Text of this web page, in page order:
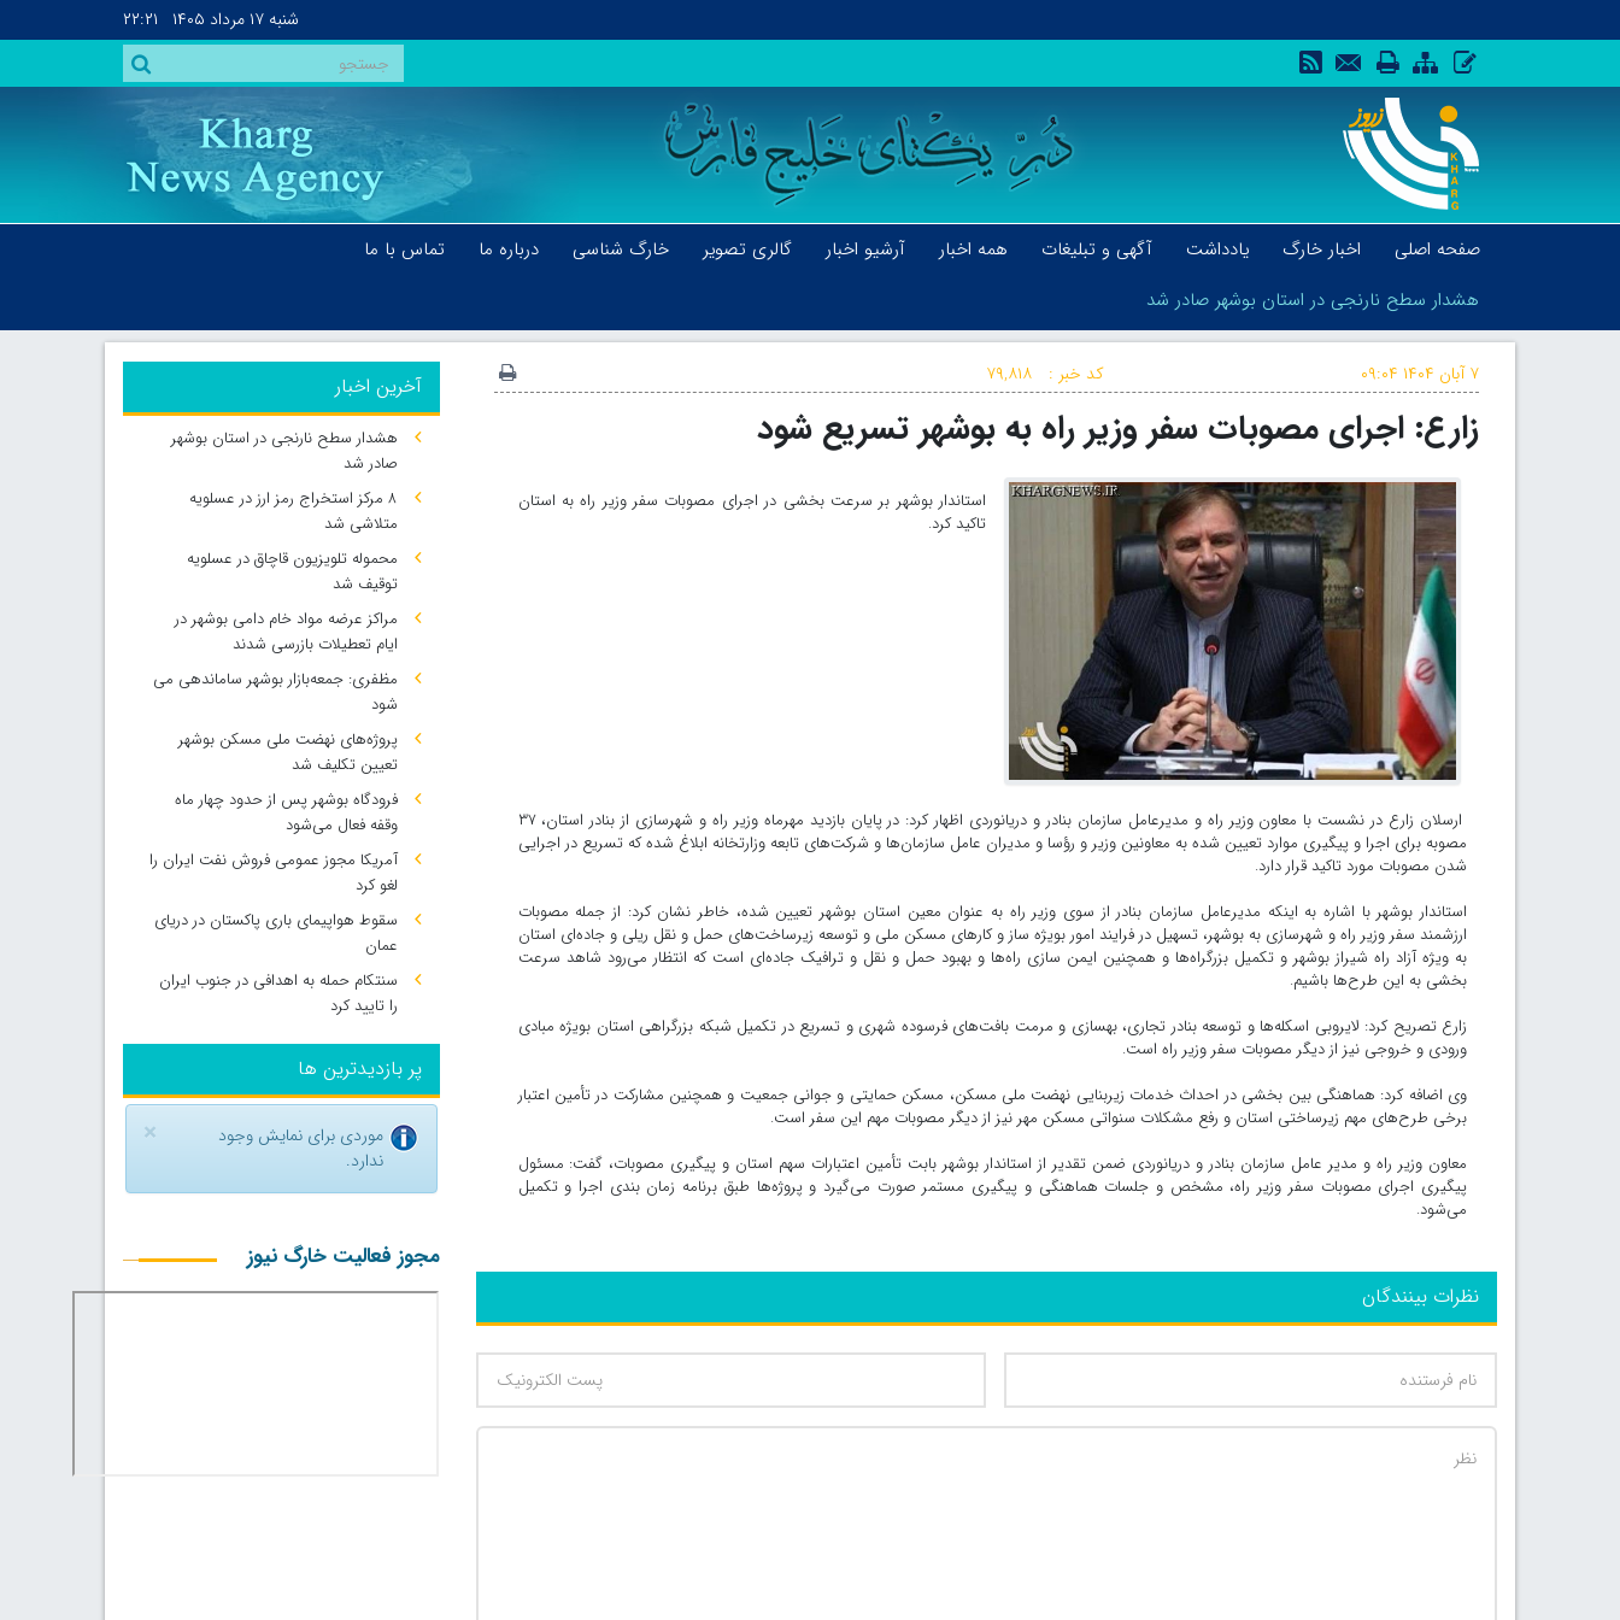
شنبه ۱۷ مرداد ۱۴۰۵ ۲۲:۲۱
صفحه اصلی اخبار خارگ یادداشت آگهی و تبلیغات همه اخبار آرشیو اخبار گالری تصویر خارگ شناسی درباره ما
تماس با ما
هشدار سطح نارنجی در استان بوشهر صادر شد
هشدار سطح نارنجی در استان بوشهر صادر شد
کد خبر : ۷۹,۸۱۸ ۷ آبان ۱۴۰۴ ۰۹:۰۴
زارع: اجرای مصوبات سفر وزیر راه به بوشهر تسریع شود
استاندار بوشهر بر سرعت بخشی در اجرای مصوبات سفر وزیر راه به استان
تاکید کرد.
ارسلان زارع در نشست با معاون وزیر راه و مدیرعامل سازمان بنادر و دریانوردی اظهار کرد: در پایان بازدید مهرماه وزیر راه و شهرسازی از بنادر استان، ۳۷
مصوبه برای اجرا و پیگیری موارد تعیین شده به معاونین وزیر و رؤسا و مدیران عامل سازمان‌ها و شرکت‌های تابعه وزارتخانه ابلاغ شده که تسریع در اجرایی
شدن مصوبات مورد تاکید قرار دارد.
استاندار بوشهر با اشاره به اینکه مدیرعامل سازمان بنادر از سوی وزیر راه به عنوان معین استان بوشهر تعیین شده، خاطر نشان کرد: از جمله مصوبات
ارزشمند سفر وزیر راه و شهرسازی به بوشهر، تسهیل در فرایند امور بویژه ساز و کارهای مسکن ملی و توسعه زیرساخت‌های حمل و نقل ریلی و جاده‌ای استان
به ویژه آزاد راه شیراز بوشهر و تکمیل بزرگراه‌ها و همچنین ایمن سازی راه‌ها و بهبود حمل و نقل و ترافیک جاده‌ای است که انتظار می‌رود شاهد سرعت
بخشی به این طرح‌ها باشیم.
زارع تصریح کرد: لایروبی اسکله‌ها و توسعه بنادر تجاری، بهسازی و مرمت بافت‌های فرسوده شهری و تسریع در تکمیل شبکه بزرگراهی استان بویژه مبادی
ورودی و خروجی نیز از دیگر مصوبات سفر وزیر راه است.
وی اضافه کرد: هماهنگی بین بخشی در احداث خدمات زیربنایی نهضت ملی مسکن، مسکن حمایتی و جوانی جمعیت و همچنین مشارکت در تأمین اعتبار
برخی طرح‌های مهم زیرساختی استان و رفع مشکلات سنواتی مسکن مهر نیز از دیگر مصوبات مهم این سفر است.
معاون وزیر راه و مدیر عامل سازمان بنادر و دریانوردی ضمن تقدیر از استاندار بوشهر بابت تأمین اعتبارات سهم استان و پیگیری مصوبات، گفت: مسئول
پیگیری اجرای مصوبات سفر وزیر راه، مشخص و جلسات هماهنگی و پیگیری مستمر صورت می‌گیرد و پروژه‌ها طبق برنامه زمان بندی اجرا و تکمیل
می‌شود.
نظرات بینندگان
آخرین اخبار
هشدار سطح نارنجی در استان بوشهر
صادر شد
۸ مرکز استخراج رمز ارز در عسلویه
متلاشی شد
محموله تلویزیون قاچاق در عسلویه
توقیف شد
مراکز عرضه مواد خام دامی بوشهر در
ایام تعطیلات بازرسی شدند
مظفری: جمعه‌بازار بوشهر ساماندهی می‌
شود
پروژه‌های نهضت ملی مسکن بوشهر
تعیین تکلیف شد
فرودگاه بوشهر پس از حدود چهار ماه
وقفه فعال می‌شود
آمریکا مجوز عمومی فروش نفت ایران را
لغو کرد
سقوط هواپیمای باری پاکستان در دریای
عمان
سنتکام حمله به اهدافی در جنوب ایران
را تایید کرد
پر بازدیدترین ها
×
موردی برای نمایش وجود
ندارد.
مجوز فعالیت خارگ نیوز